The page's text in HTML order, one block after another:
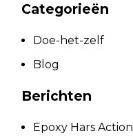
Categorieën
Doe-het-zelf
Blog
Berichten
Epoxy Hars Action